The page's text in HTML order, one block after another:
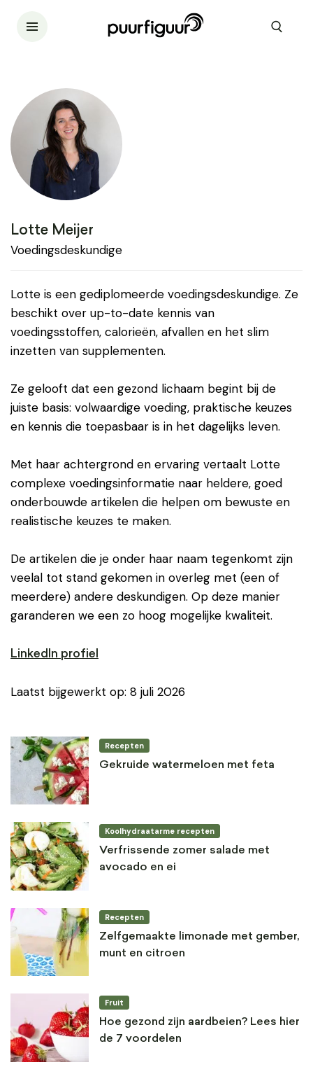
Lotte Meijer
Voedingsdeskundige
Lotte is een gediplomeerde voedingsdeskundige. Ze
beschikt over up-to-date kennis van
voedingsstoffen, calorieën, afvallen en het slim
inzetten van supplementen.
Ze gelooft dat een gezond lichaam begint bij de
juiste basis: volwaardige voeding, praktische keuzes
en kennis die toepasbaar is in het dagelijks leven.
Met haar achtergrond en ervaring vertaalt Lotte
complexe voedingsinformatie naar heldere, goed
onderbouwde artikelen die helpen om bewuste en
realistische keuzes te maken.
De artikelen die je onder haar naam tegenkomt zijn
veelal tot stand gekomen in overleg met (een of
meerdere) andere deskundigen. Op deze manier
garanderen we een zo hoog mogelijke kwaliteit.
LinkedIn profiel
Laatst bijgewerkt op: 8 juli 2026
Recepten
Gekruide watermeloen met feta
Koolhydraatarme recepten
Verfrissende zomer salade met
avocado en ei
Recepten
Zelfgemaakte limonade met gember,
munt en citroen
Fruit
Hoe gezond zijn aardbeien? Lees hier
de 7 voordelen